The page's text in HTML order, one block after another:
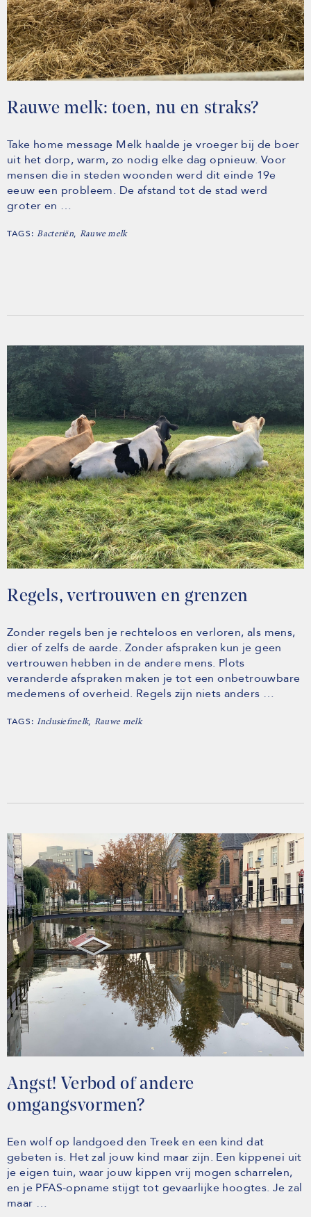
Rauwe melk: toen, nu en straks?
Take home message Melk haalde je vroeger bij de boer
uit het dorp, warm, zo nodig elke dag opnieuw. Voor
mensen die in steden woonden werd dit einde 19e
eeuw een probleem. De afstand tot de stad werd
groter en …
TAGS:Bacteriën, Rauwe melk
Regels, vertrouwen en grenzen
Zonder regels ben je rechteloos en verloren, als mens,
dier of zelfs de aarde. Zonder afspraken kun je geen
vertrouwen hebben in de andere mens. Plots
veranderde afspraken maken je tot een onbetrouwbare
medemens of overheid. Regels zijn niets anders …
TAGS:Inclusiefmelk, Rauwe melk
Angst! Verbod of andere
omgangsvormen?
Een wolf op landgoed den Treek en een kind dat
gebeten is. Het zal jouw kind maar zijn. Een kippenei uit
je eigen tuin, waar jouw kippen vrij mogen scharrelen,
en je PFAS-opname stijgt tot gevaarlijke hoogtes. Je zal
maar …